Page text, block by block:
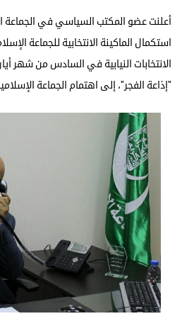
أعلنت عضو المكتب السياسي في الجماعة
استكمال الماكينة الانتخابية للجماعة
الانتخابات النيابية في السادس من شهر
"إذاعة الفجر"، إلى اهتمام الجماعة